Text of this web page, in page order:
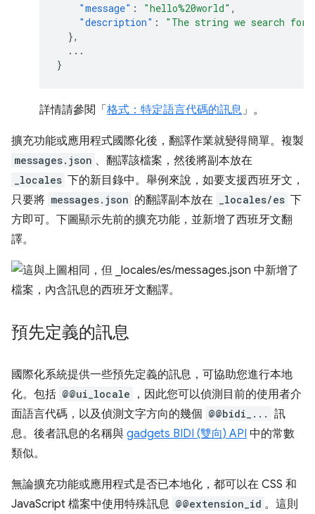
"message" : "hello%20world" ,
"description" :
"The string we search for.
},
...
}
詳情請參閱「 格式：特定語言代碼的訊息」。
擴充功能或應用程式國際化後，翻譯作業就變得簡單。複製
messages.json 、翻譯該檔案，然後將副本放在
_locales 下的新目錄中。舉例來說，如要支援西班牙文，
只要將 messages.json 的翻譯副本放在 _locales/es 下
方即可。下圖顯示先前的擴充功能，並新增了西班牙文翻
譯。
預先定義的訊息
國際化系統提供一些預先定義的訊息，可協助您進行本地
化。包括 @@ui_locale
，因此您可以偵測目前的使用者介
面語言代碼，以及偵測文字方向的幾個 @@bidi_... 訊
息。後者訊息的名稱與 gadgets BIDI (雙向) API 中的常數
類似。
無論擴充功能或應用程式是否已本地化，都可以在 CSS 和
JavaScript 檔案中使用特殊訊息 @@extension_id 。這則